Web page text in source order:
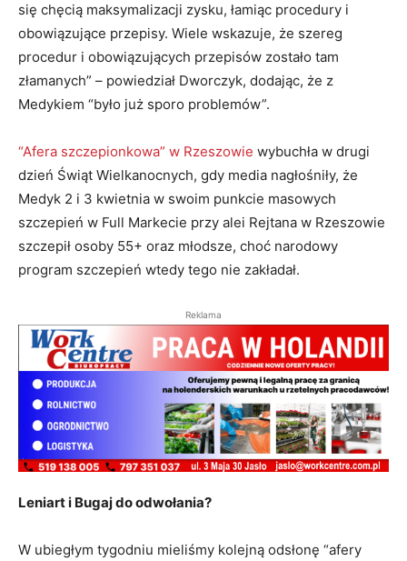
się chęcią maksymalizacji zysku, łamiąc procedury i
obowiązujące przepisy. Wiele wskazuje, że szereg
procedur i obowiązujących przepisów zostało tam
złamanych” – powiedział Dworczyk, dodając, że z
Medykiem “było już sporo problemów”.
“Afera szczepionkowa” w Rzeszowie wybuchła w drugi
dzień Świąt Wielkanocnych, gdy media nagłośniły, że
Medyk 2 i 3 kwietnia w swoim punkcie masowych
szczepień w Full Markecie przy alei Rejtana w Rzeszowie
szczepił osoby 55+ oraz młodsze, choć narodowy
program szczepień wtedy tego nie zakładał.
Reklama
Leniart i Bugaj do odwołania?
W ubiegłym tygodniu mieliśmy kolejną odsłonę “afery